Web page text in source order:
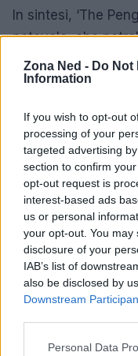
Zona Ned - Do Not
Information
If you wish to opt-out
processing of your
targeted advertising
section to confirm
opt-out request is
interest-based ads
us or personal
your opt-out. You
disclosure of your
IAB’s list of
also be disclosed by
Downstream
Please note that this
Personal Data
In sintesi, ‘The
notevole, che
ulteriormente in
sulla realizzazione
storia di questo
sarà mantenere
pubblico e le
futuro della serie.
reazioni del
essenziale per
futura. E tu, cosa
stagione di ‘The
AUTORE